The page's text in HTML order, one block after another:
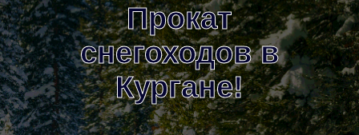
Прокат
снегоходов в
Кургане!